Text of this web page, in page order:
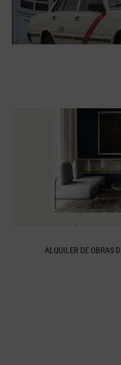
ALQUILER DE OBRAS